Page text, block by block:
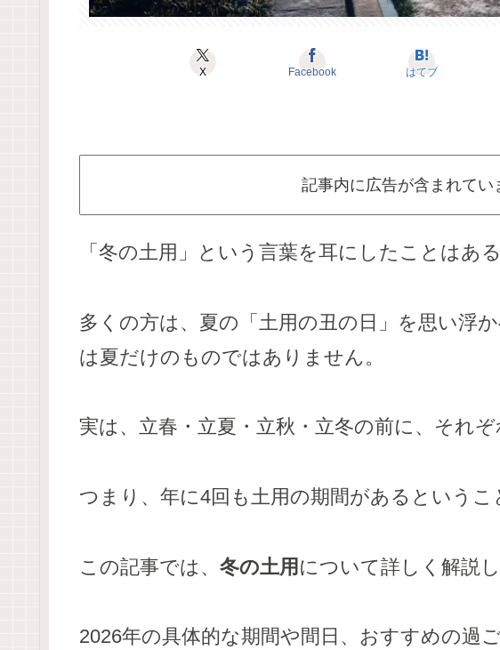
X Facebook はてブ
記事内に広告が含まれてい
「冬の土用」という言葉を耳にしたことはあ
多くの方は、夏の「土用の丑の日」を思い浮
は夏だけのものではありません。
実は、立春・立夏・立秋・立冬の前に、それ
つまり、年に4回も土用の期間があるというこ
この記事では、 冬の土用 について詳しく解説し
2026年の具体的な期間や間日、おすすめの過